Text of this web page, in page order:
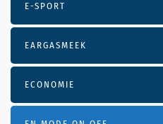
E-SPORT
EARGASMEEK
ECONOMIE